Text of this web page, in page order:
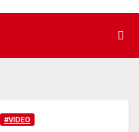
#VIDEO